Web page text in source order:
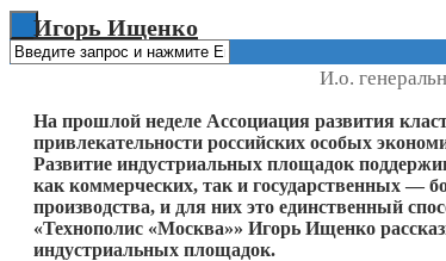
Игорь Ищенко
И.о.
На прошлой неделе Ассоциация развития
привлекательности российских особых
Развитие индустриальных площадок
как коммерческих, так и государственных —
производства, и для них это единственный
«Технополис «Москва»» Игорь Ищенко
индустриальных площадок.